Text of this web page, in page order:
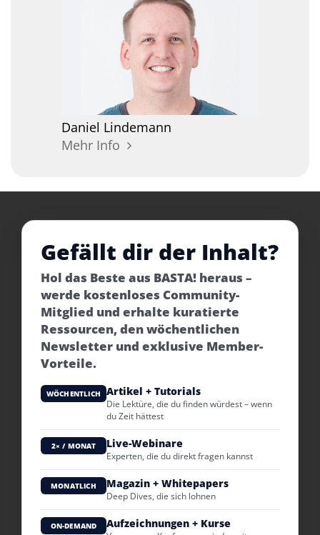
Daniel Lindemann
Mehr Info
Gefällt dir der Inhalt?
Hol das Beste aus BASTA! heraus –
werde kostenloses Community-
Mitglied und erhalte kuratierte
Ressourcen, den wöchentlichen
Newsletter und exklusive Member-
Vorteile.
WÖCHENTLICH Artikel + Tutorials
Die Lektüre, die du finden würdest – wenn
du Zeit hättest
2× / MONAT Live-Webinare
Experten, die du direkt fragen kannst
MONATLICH Magazin + Whitepapers
Deep Dives, die sich lohnen
ON-DEMAND Aufzeichnungen + Kurse